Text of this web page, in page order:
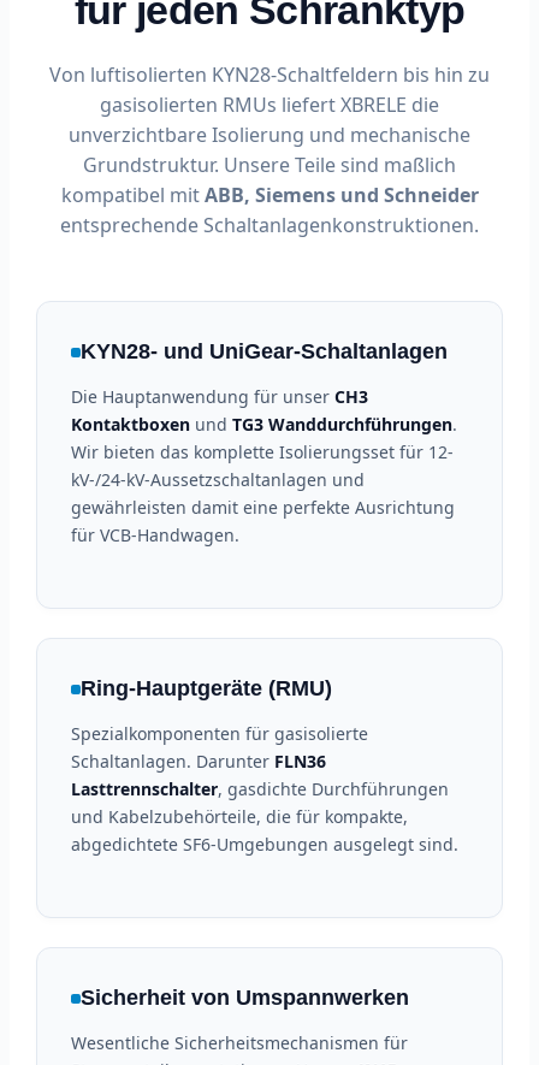
für jeden Schranktyp
Von luftisolierten KYN28-Schaltfeldern bis hin zu
gasisolierten RMUs liefert XBRELE die
unverzichtbare Isolierung und mechanische
Grundstruktur. Unsere Teile sind maßlich
kompatibel mitABB, Siemens und Schneider
entsprechende Schaltanlagenkonstruktionen.
KYN28- und UniGear-Schaltanlagen
Die Hauptanwendung für unserCH3
Kontaktboxen undTG3 Wanddurchführungen.
Wir bieten das komplette Isolierungsset für 12-
kV-/24-kV-Aussetzschaltanlagen und
gewährleisten damit eine perfekte Ausrichtung
für VCB-Handwagen.
Ring-Hauptgeräte (RMU)
Spezialkomponenten für gasisolierte
Schaltanlagen. Darunter FLN36
Lasttrennschalter, gasdichte Durchführungen
und Kabelzubehörteile, die für kompakte,
abgedichtete SF6-Umgebungen ausgelegt sind.
Sicherheit von Umspannwerken
Wesentliche Sicherheitsmechanismen für